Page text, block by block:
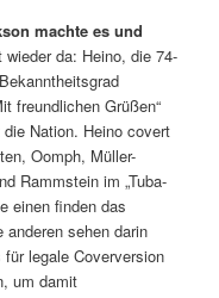
machte es und
wieder da: Heino, die 74-
freundlichen Grüßen“
Nation. Heino covert
Oomph, Müller-
Rammstein im „Tuba-
einen finden das
anderen sehen darin
legale Coverversion
um damit